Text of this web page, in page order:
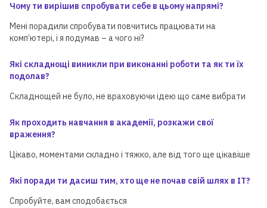
Чому ти вирішив спробувати себе в цьому напрямі?
Мені порадили спробувати повчитись працювати на
комп’ютері, і я подумав – а чого ні?
Які складнощі виникли при виконанні роботи та як ти їх
подолав?
Складнощей не було, не враховуючи ідею що саме вибрати
Як проходить навчання в академії, розкажи свої
враження?
Цікаво, моментами складно і тяжко, але від того ще цікавіше
Які поради ти дасиш тим, хто ще не почав свій шлях в ІТ?
Спробуйте, вам сподобається